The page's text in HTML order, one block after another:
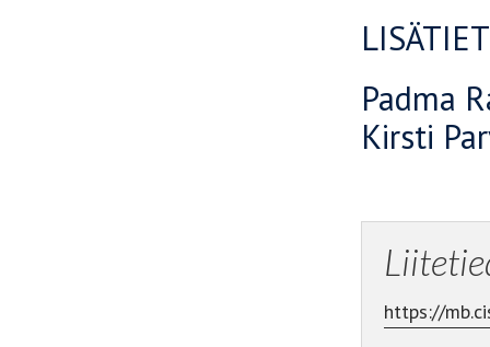
Padma
Kirsti
https://